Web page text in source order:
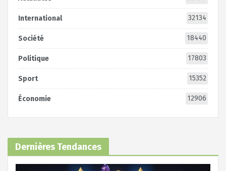
International 32134
Société 18440
Politique 17803
Sport 15352
Économie 12906
Dernières Tendances